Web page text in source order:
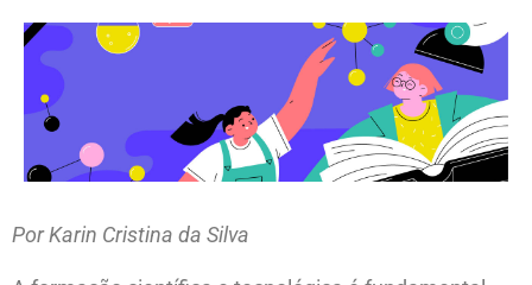
Por Karin Cristina da Silva